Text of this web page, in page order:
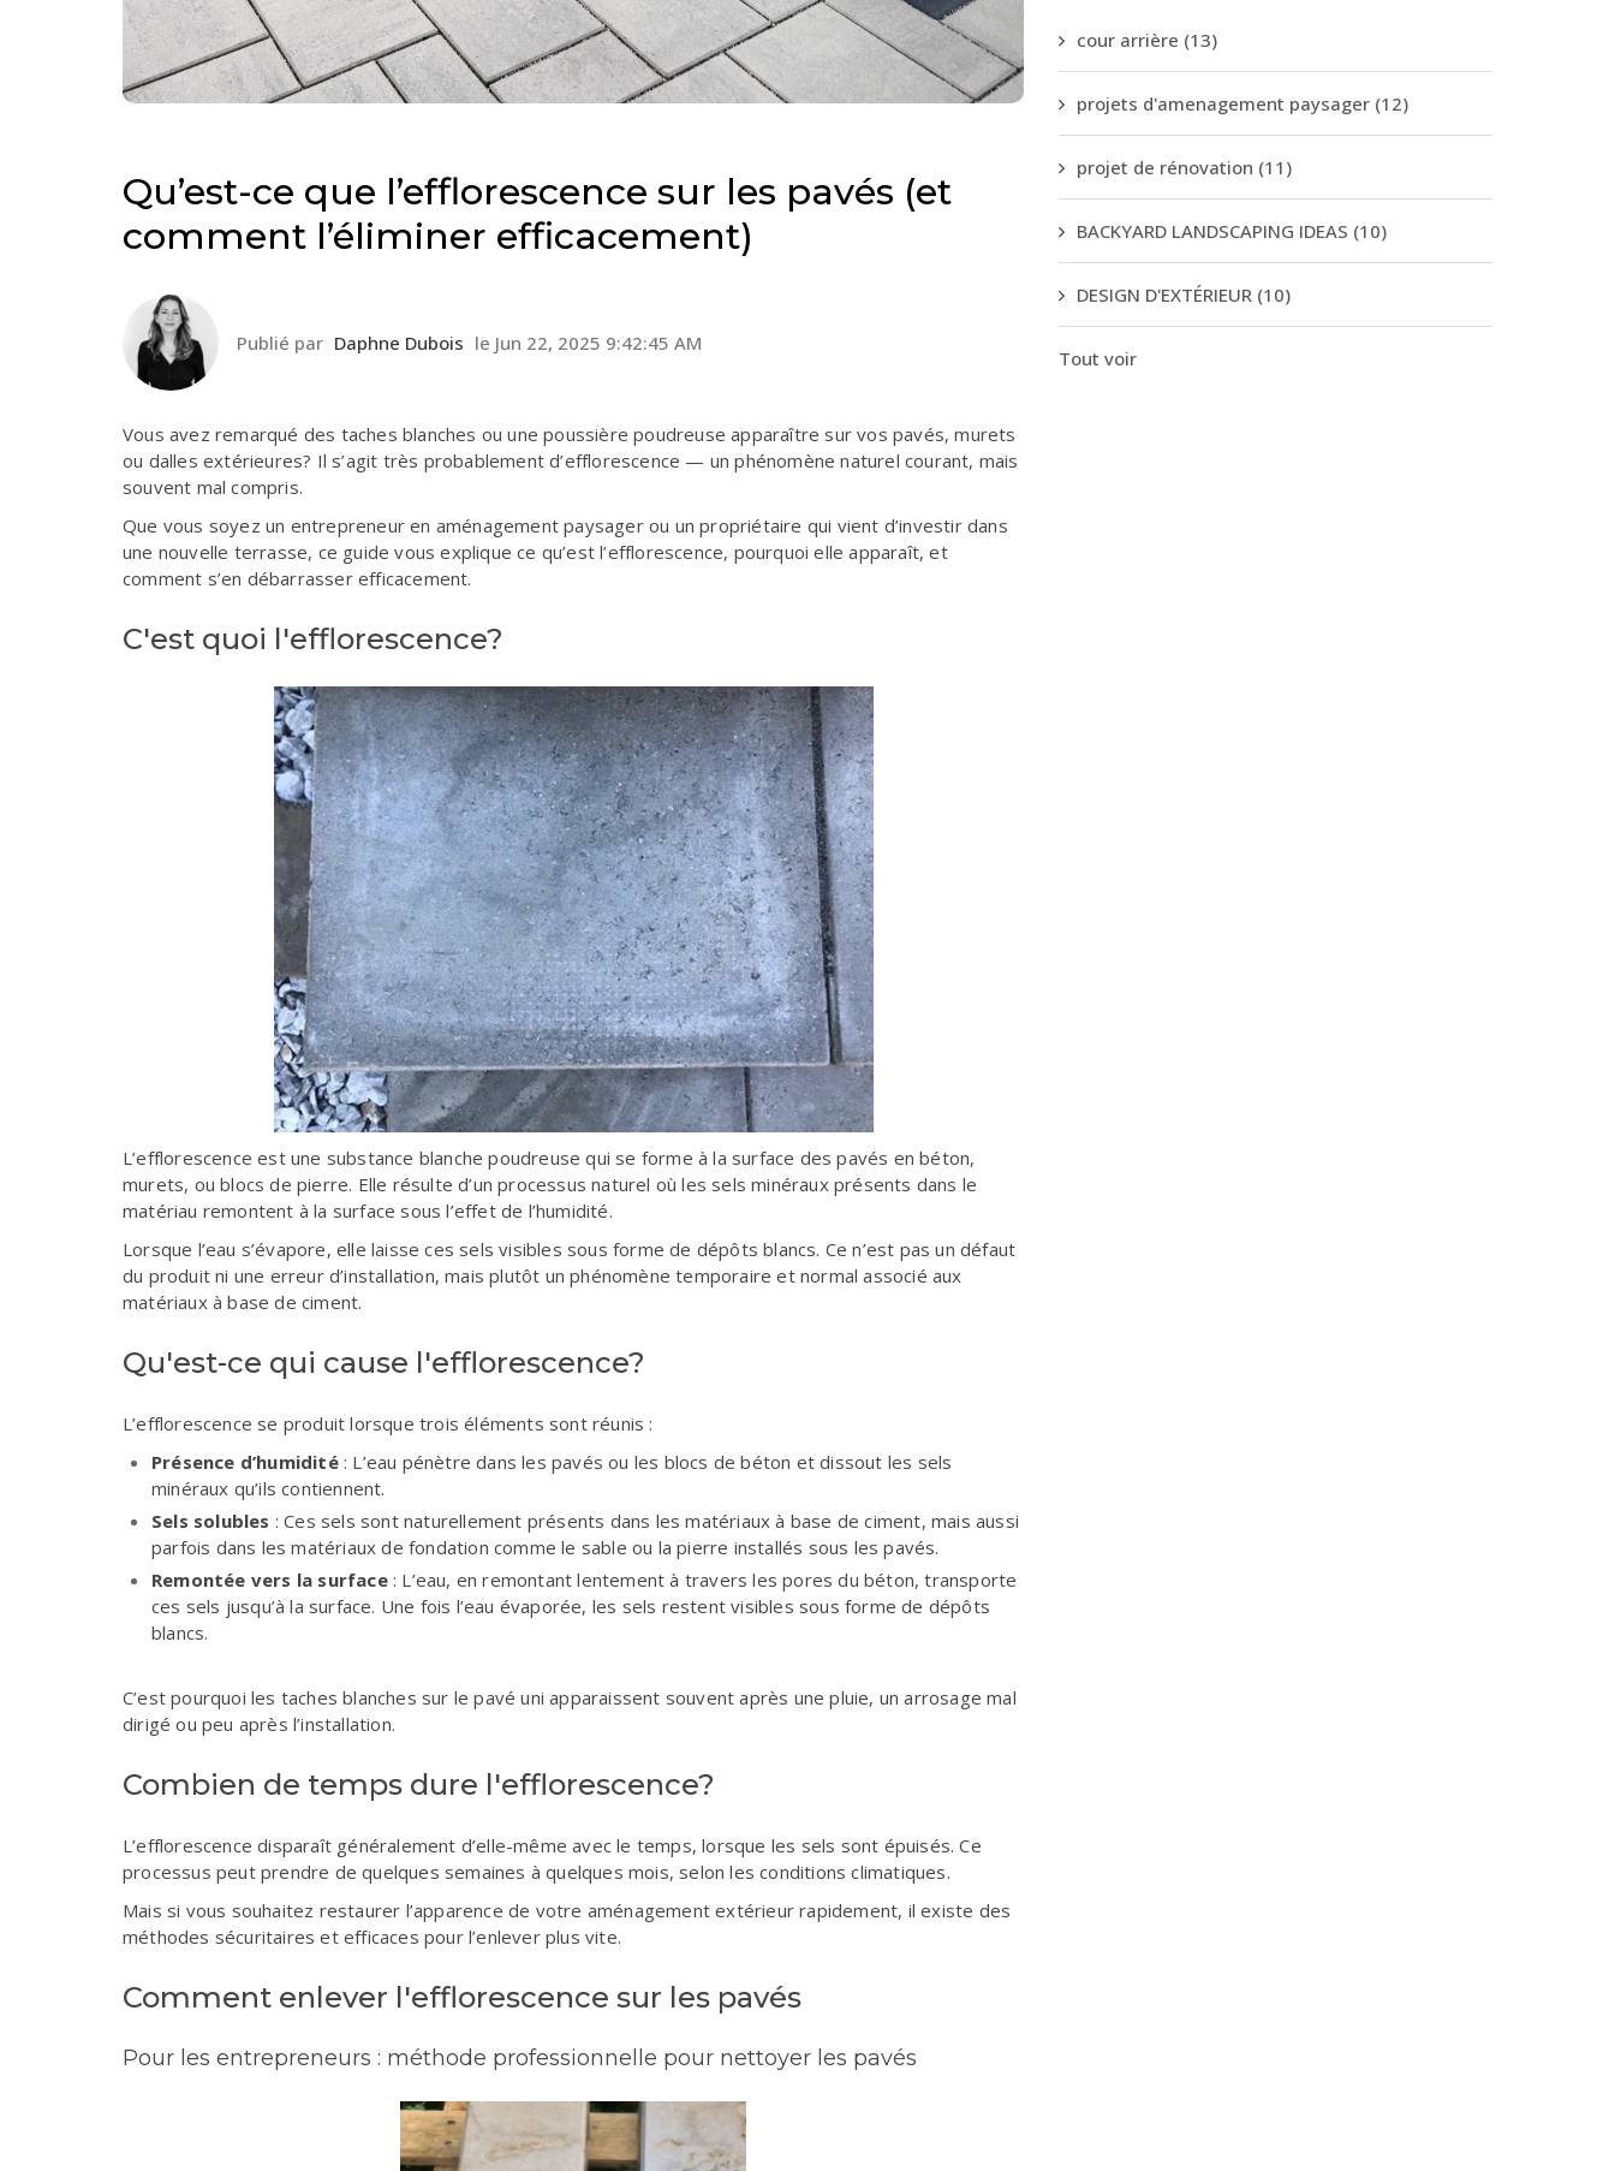
Qu’est-ce que l’efflorescence sur les pavés (et
comment l’éliminer efficacement)
Publié par Daphne Dubois le Jun 22, 2025 9:42:45 AM
Vous avez remarqué des taches blanches ou une poussière poudreuse apparaître survos pavés,murets
ou dalles extérieures? Il s’agit très probablement d’efflorescence — un phénomène naturel courant, mais
souvent mal compris.
Que vous soyez un entrepreneur en aménagement paysager ou un propriétaire qui vient d’investir dans
une nouvelle terrasse, ce guide vous explique ce qu’est l’efflorescence, pourquoi elle apparaît, et
comment s’en débarrasser efficacement.
C'est quoi l'efflorescence?
L’efflorescence est une substance blanche poudreuse qui se forme à la surface des pavés en béton,
murets, ou blocs de pierre. Elle résulte d’un processus naturel où les sels minéraux présents dans le
matériau remontent à la surface sous l’effet de l’humidité.
Lorsque l’eau s’évapore, elle laisse ces sels visibles sous forme de dépôts blancs. Ce n’est pas un défaut
du produit ni une erreur d’installation, mais plutôt un phénomène temporaire et normal associé aux
matériaux à base de ciment.
Qu'est-ce qui cause l'efflorescence?
L’efflorescence se produit lorsque trois éléments sont réunis :
Présence d’humidité: L’eau pénètre dans les pavés ou les blocs de béton et dissout les sels
minéraux qu’ils contiennent.
Sels solubles : Ces sels sont naturellement présents dans les matériaux à base de ciment, mais aussi
parfois dans les matériaux de fondation comme le sable ou la pierre installés sous les pavés.
Remontée vers la surface: L’eau, en remontant lentement à travers les pores du béton, transporte
ces sels jusqu’à la surface. Une fois l’eau évaporée, les sels restent visibles sous forme de dépôts
blancs.
C’est pourquoi les taches blanches sur le pavé uni apparaissent souvent après une pluie, un arrosage mal
dirigé ou peu après l’installation.
Combien de temps dure l'efflorescence?
L’efflorescence disparaît généralement d’elle-même avec le temps, lorsque les sels sont épuisés. Ce
processus peut prendre de quelques semaines à quelques mois, selon les conditions climatiques.
Mais si vous souhaitez restaurer l’apparence de votre aménagement extérieur rapidement, il existe des
méthodes sécuritaires et efficaces pour l’enlever plus vite.
Comment enlever l'efflorescence sur les pavés
Pour les entrepreneurs : méthode professionnelle pour nettoyer les pavés
cour arrière (13)
projets d'amenagement paysager (12)
projet de rénovation (11)
BACKYARD LANDSCAPING IDEAS (10)
DESIGN D'EXTÉRIEUR (10)
Tout voir